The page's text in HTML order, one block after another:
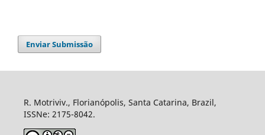
Enviar Submissão
R. Motriviv., Florianópolis, Santa Catarina, Brazil,
ISSNe: 2175-8042.